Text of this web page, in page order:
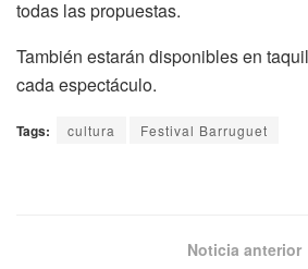
todas las propuestas.
También estarán disponibles en
cada espectáculo.
Tags: cultura Festival Barruguet
Noticia anterior